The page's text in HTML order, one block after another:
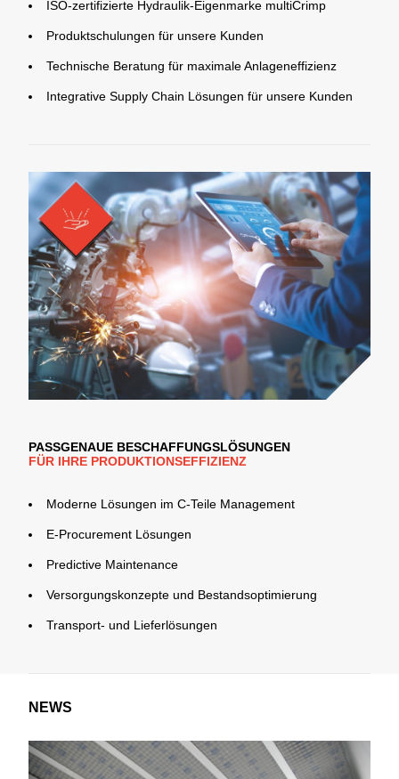
ISO-zertifizierte Hydraulik-Eigenmarke multiCrimp
Produktschulungen für unsere Kunden
Technische Beratung für maximale Anlageneffizienz
Integrative Supply Chain Lösungen für unsere Kunden
PASSGENAUE BESCHAFFUNGSLÖSUNGEN
FÜR IHRE PRODUKTIONSEFFIZIENZ
Moderne Lösungen im C-Teile Management
E-Procurement Lösungen
Predictive Maintenance
Versorgungskonzepte und Bestandsoptimierung
Transport- und Lieferlösungen
NEWS